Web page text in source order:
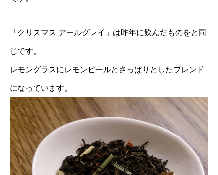
「クリスマス アールグレイ」は昨年に飲んだものをと同
じです。
レモングラスにレモンピールとさっぱりとしたブレンド
になっています。